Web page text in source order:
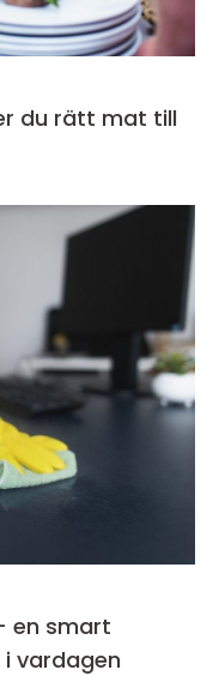
du rätt mat till
en smart
vardagen